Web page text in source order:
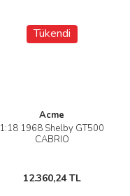
Tükendi
Acme
1:18 1968 Shelby GT500
CABRIO
12.360,24 TL